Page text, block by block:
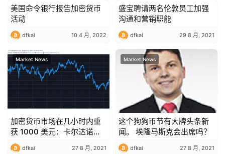
Market News
美国命令银行报告加密货币
活动
dfkai 10 4 月, 2022
Market News
盛宝聘请两名伦敦员工加强
沟通和营销职能
dfkai 29 8 月, 2021
Market News
加密货币市场在几小时内重
获 1000 美元：卡尔达诺
（ADA）触及 2 美元（市场
dfkai 27 8 月, 2021
Market News
这个狗狗币节有大牌头条新
闻。 埃隆马斯克会出席吗？
dfkai 27 8 月, 2021